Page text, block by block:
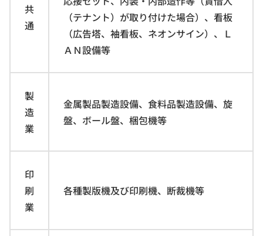
共
通
（テナント）が取り付けた場合）、看板
（広告塔、袖看板、ネオンサイン）、Ｌ
ＡＮ設備等
製
造
業
金属製品製造設備、食料品製造設備、旋
盤、ボール盤、梱包機等
印
刷
業
各種製版機及び印刷機、断裁機等